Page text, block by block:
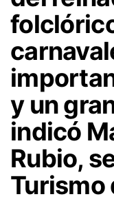
y un
indicó
Rubio,
Turismo